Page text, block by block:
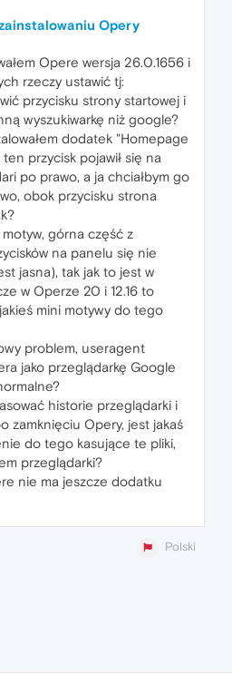
Opery
Opere wersja 26.0.1656 i
rzeczy ustawić tj:
przycisku strony startowej i
wyszukiwarkę niż google?
dodatek "Homepage
ten przycisk pojawił się na
po prawo, a ja chciałbym go
obok przycisku strona
górna część z
na panelu się nie
jasna), tak jak to jest w
w Operze 20 i 12.16 to
jakieś mini motywy do tego
problem, useragent
jako przeglądarkę Google
historie przeglądarki i
zamknięciu Opery, jest jakaś
do tego kasujące te pliki,
przeglądarki?
nie ma jeszcze dodatku
Polski